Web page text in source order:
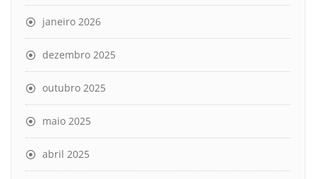
janeiro 2026
dezembro 2025
outubro 2025
maio 2025
abril 2025